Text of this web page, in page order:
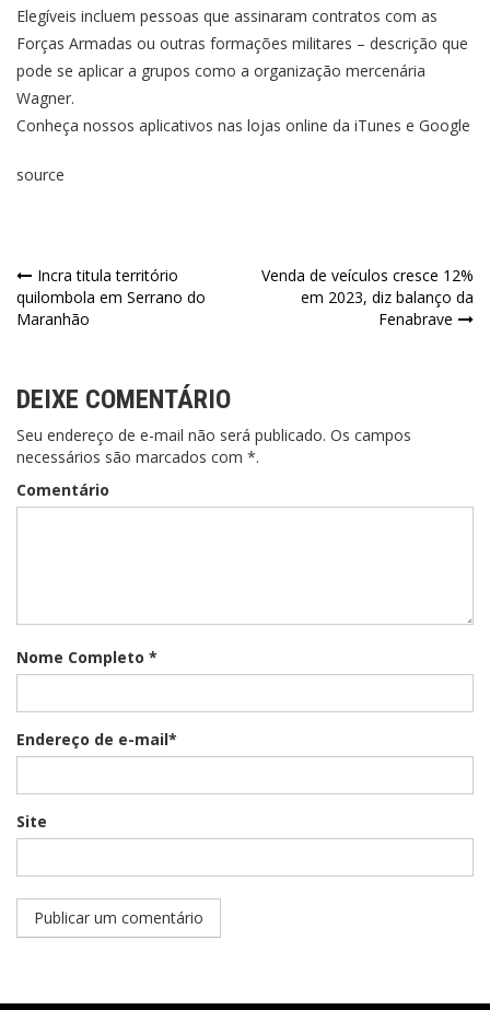
Elegíveis incluem pessoas que assinaram contratos com as
Forças Armadas ou outras formações militares – descrição que
pode se aplicar a grupos como a organização mercenária
Wagner.
Conheça nossos aplicativos nas lojas online da iTunes e Google
source
Incra titula território
quilombola em Serrano do
Maranhão
Venda de veículos cresce 12%
em 2023, diz balanço da
Fenabrave
DEIXE COMENTÁRIO
Seu endereço de e-mail não será publicado. Os campos
necessários são marcados com *.
Comentário
Nome Completo *
Endereço de e-mail*
Site